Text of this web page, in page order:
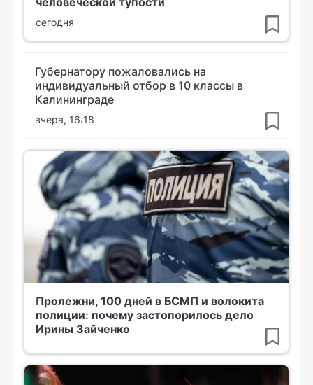
сегодня
Губернатору пожаловались на
индивидуальный отбор в 10 классы в
Калининграде
вчера, 16:18
Пролежни, 100 дней в БСМП и волокита
полиции: почему застопорилось дело
Ирины Зайченко